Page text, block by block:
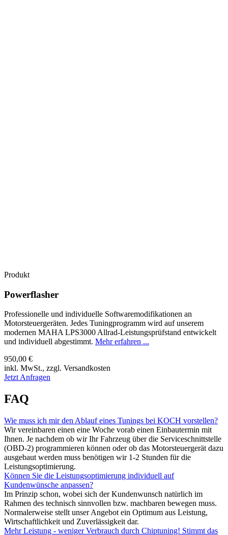
Produkt
Powerflasher
Professionelle und individuelle Softwaremodifikationen an
Motorsteuergeräten. Jedes Tuningprogramm wird auf unserem
modernen MAHA LPS3000 Allrad-Leistungsprüfstand entwickelt
und individuell abgestimmt. Mehr erfahren ...
950,00 €
inkl. MwSt., zzgl. Versandkosten
Jetzt Anfragen
FAQ
Wie muss ich mir den Ablauf eines Tunings bei KOCH vorstellen?
Wir vereinbaren einen eine Woche vorab einen Einbautermin mit
Ihnen. Je nachdem ob wir Ihr Fahrzeug über die Serviceschnittstelle
(OBD-2) programmieren können oder ob das Motorsteuergerät dazu
ausgebaut werden muss benötigen wir 1-2 Stunden für die
Leistungsoptimierung.
Können Sie die Leistungsoptimierung individuell auf
Kundenwünsche anpassen?
Im Prinzip schon, wobei sich der Kundenwunsch natürlich im
Rahmen des technisch sinnvollen bzw. machbaren bewegen muss.
Normalerweise stellt unser Angebot ein Optimum aus Leistung,
Wirtschaftlichkeit und Zuverlässigkeit dar.
Mehr Leistung - weniger Verbrauch durch Chiptuning! Stimmt das